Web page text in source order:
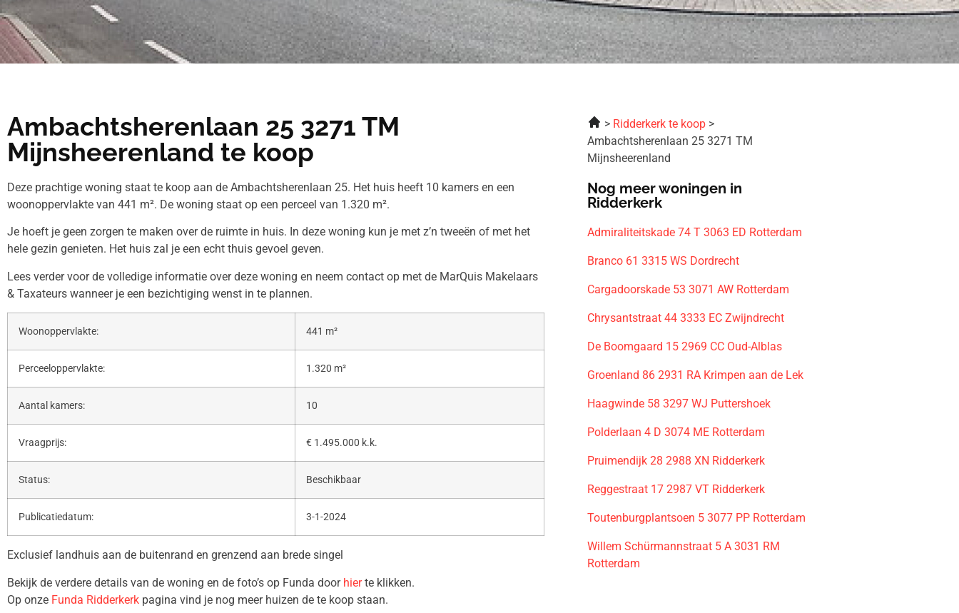
Ambachtsherenlaan 25 3271 TM
Mijnsheerenland te koop
Deze prachtige woning staat te koop aan de Ambachtsherenlaan 25. Het huis heeft 10 kamers en een
woonoppervlakte van 441 m². De woning staat op een perceel van 1.320 m².
Je hoeft je geen zorgen te maken over de ruimte in huis. In deze woning kun je met z’n tweeën of met het
hele gezin genieten. Het huis zal je een echt thuis gevoel geven.
Lees verder voor de volledige informatie over deze woning en neem contact op met de MarQuis Makelaars
& Taxateurs wanneer je een bezichtiging wenst in te plannen.
Woonoppervlakte: 441 m²
Perceeloppervlakte: 1.320 m²
Aantal kamers: 10
Vraagprijs: € 1.495.000 k.k.
Status: Beschikbaar
Publicatiedatum: 3-1-2024
Exclusief landhuis aan de buitenrand en grenzend aan brede singel
Bekijk de verdere details van de woning en de foto’s op Funda door hierte klikken.
Op onze Funda Ridderkerk pagina vind je nog meer huizen de te koop staan.
Ridderkerk te koop
Ambachtsherenlaan 25 3271 TM
Mijnsheerenland
Nog meer woningen in
Ridderkerk
Admiraliteitskade 74 T 3063 ED Rotterdam
Branco 61 3315 WS Dordrecht
Cargadoorskade 53 3071 AW Rotterdam
Chrysantstraat 44 3333 EC Zwijndrecht
De Boomgaard 15 2969 CC Oud-Alblas
Groenland 86 2931 RA Krimpen aan de Lek
Haagwinde 58 3297 WJ Puttershoek
Polderlaan 4 D 3074 ME Rotterdam
Pruimendijk 28 2988 XN Ridderkerk
Reggestraat 17 2987 VT Ridderkerk
Toutenburgplantsoen 5 3077 PP Rotterdam
Willem Schürmannstraat 5 A 3031 RM
Rotterdam